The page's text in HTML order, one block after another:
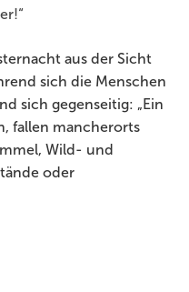
aus der Sicht
sich die Menschen
sich gegenseitig: „Ein
fallen mancherorts
Wild- und
oder